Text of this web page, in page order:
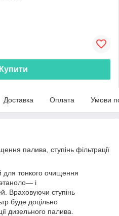
Купити
Доставка Оплата Умови
палива, ступінь фільтрації
для тонкого очищення
і
Враховуючи ступінь
буде доцільно
дизельного палива.